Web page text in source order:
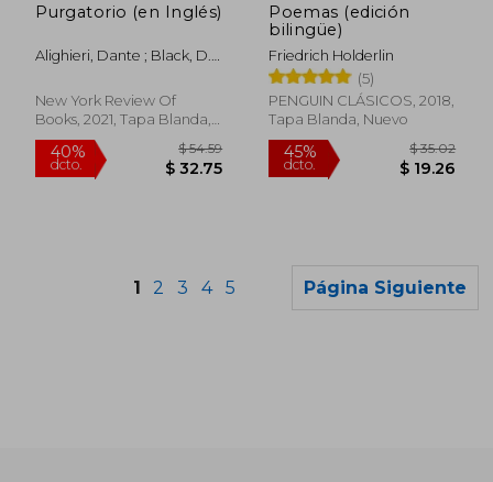
Purgatorio (en Inglés)
Alighieri, Dante ; Black, D.
New York Review Of
Books, 2021, Tapa Blanda,
Nuevo
Poemas (edición
bilingüe)
Friedrich Holderlin
(5)
PENGUIN CLÁSICOS, 2018,
Tapa Blanda, Nuevo
1 2 3 4 5 Página Siguiente